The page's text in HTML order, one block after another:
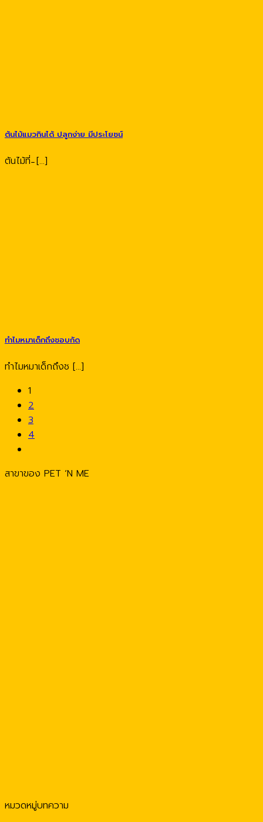
ต้นไม้แมวกินได้ ปลูกง่าย มีประโยชน์
ต้นไม้ที่ ̵ [...]
ทำไมหมาเด็กถึงชอบกัด
ทำไมหมาเด็กถึงช [...]
1
2
3
4
สาขาของ PET ‘N ME
หมวดหมู่บทความ